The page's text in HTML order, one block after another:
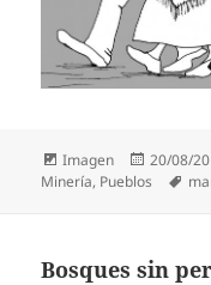
Formato
Imagen
el
20/08/
Minería, Pueblos
Bosques sin